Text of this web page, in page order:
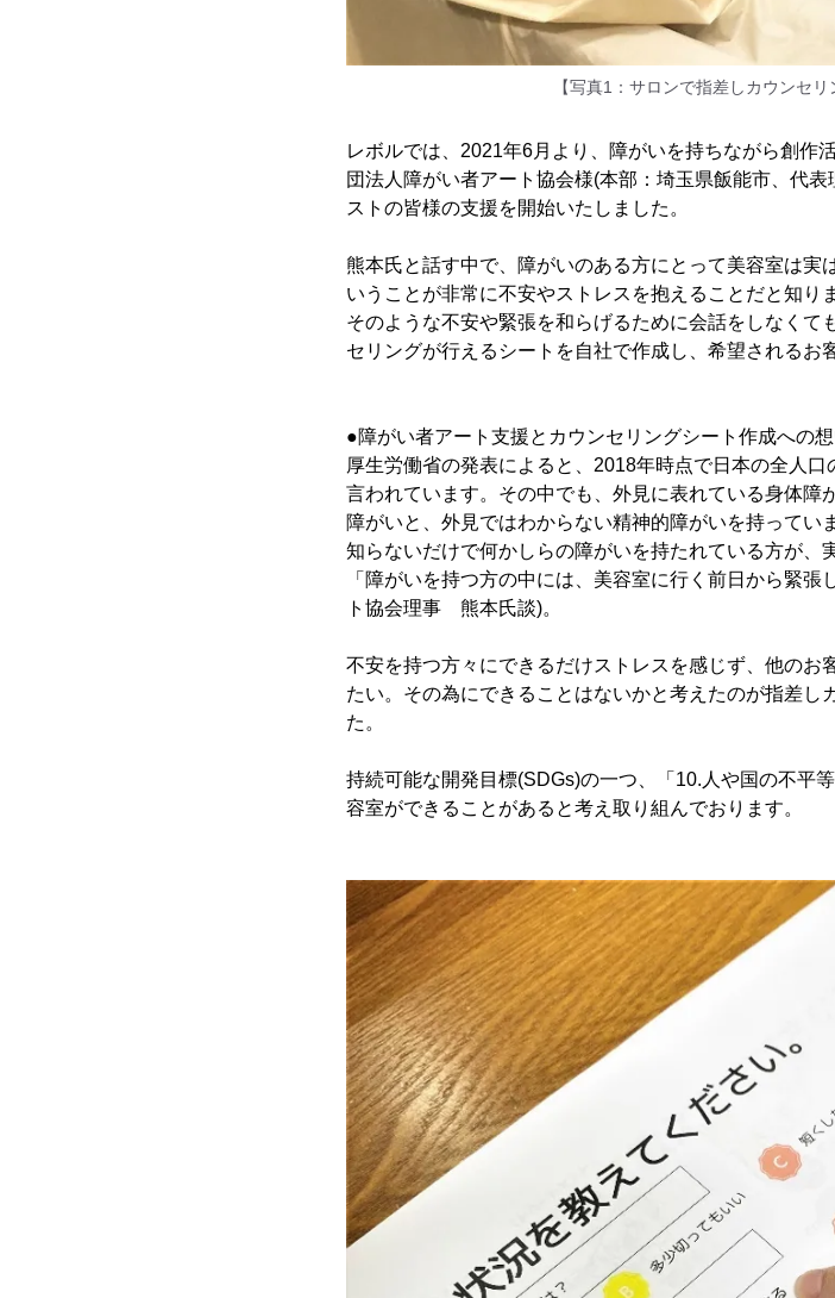
【写真1：サロンで指差しカウンセ
レボルでは、2021年6月より、障がいを持ちながら創作
団法人障がい者アート協会様(本部：埼玉県飯能市、代
ストの皆様の支援を開始いたしました。
熊本氏と話す中で、障がいのある方にとって美容室は実
いうことが非常に不安やストレスを抱えることだと知り
そのような不安や緊張を和らげるために会話をしなく
セリングが行えるシートを自社で作成し、希望されるお
●障がい者アート支援とカウンセリングシート作成への
厚生労働省の発表によると、2018年時点で日本の全人
言われています。その中でも、外見に表れている身体障
障がいと、外見ではわからない精神的障がいを持ってい
知らないだけで何かしらの障がいを持たれている方が、
「障がいを持つ方の中には、美容室に行く前日から緊
ト協会理事 熊本氏談)。
不安を持つ方々にできるだけストレスを感じず、他のお
たい。その為にできることはないかと考えたのが指差し
た。
持続可能な開発目標(SDGs)の一つ、「10.人や国の不平
容室ができることがあると考え取り組んでおります。